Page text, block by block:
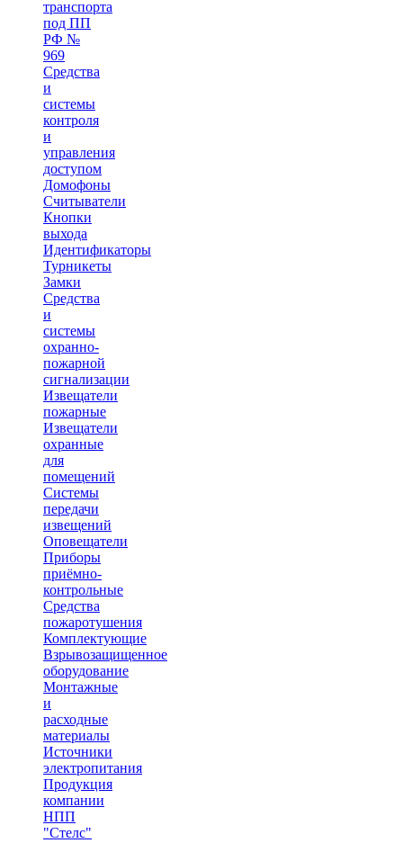
транспорта
под ПП
РФ №
969
Средства
и
системы
контроля
и
управления
доступом
Домофоны
Считыватели
Кнопки
выхода
Идентификаторы
Турникеты
Замки
Средства
и
системы
охранно-
пожарной
сигнализации
Извещатели
пожарные
Извещатели
охранные
для
помещений
Системы
передачи
извещений
Оповещатели
Приборы
приёмно-
контрольные
Средства
пожаротушения
Комплектующие
Взрывозащищенное
оборудование
Монтажные
и
расходные
материалы
Источники
электропитания
Продукция
компании
НПП
"Стелс"